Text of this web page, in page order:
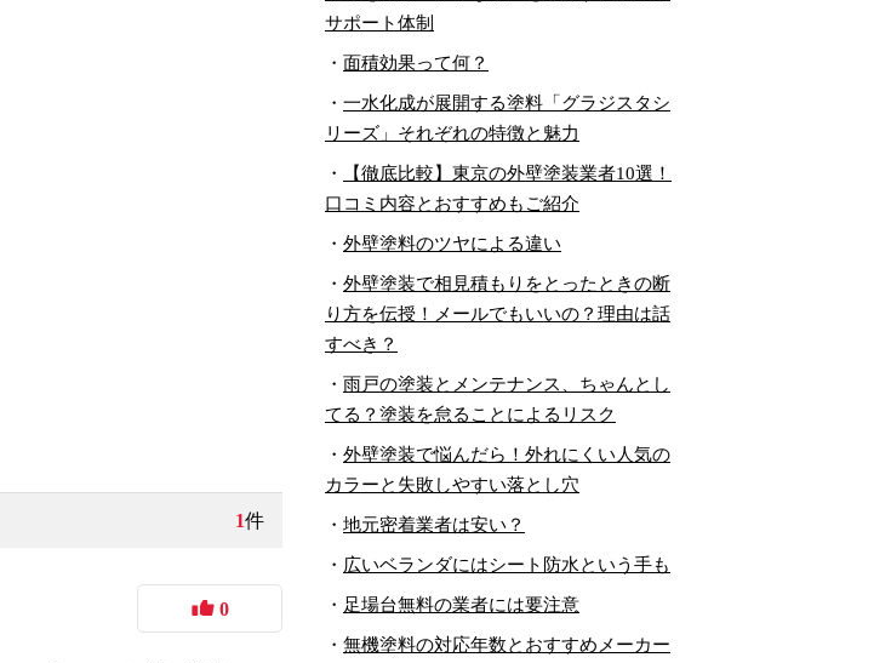
1件
0
サポート体制
・ 面積効果って何？
・ 一水化成が展開する塗料「グラジスタシ
リーズ」それぞれの特徴と魅力
・
【徹底比較】東京の外壁塗装業者10選！
口コミ内容とおすすめもご紹介
・ 外壁塗料のツヤによる違い
・ 外壁塗装で相見積もりをとったときの断
り方を伝授！メールでもいいの？理由は話
すべき？
・ 雨戸の塗装とメンテナンス、ちゃんとし
てる？塗装を怠ることによるリスク
・ 外壁塗装で悩んだら！外れにくい人気の
カラーと失敗しやすい落とし穴
・ 地元密着業者は安い？
・ 広いベランダにはシート防水という手も
・ 足場台無料の業者には要注意
・ 無機塗料の対応年数とおすすめメーカー